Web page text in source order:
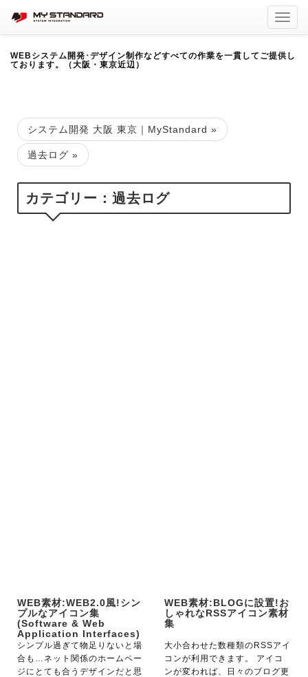
WEBシステム開発･デザイン制作などすべての作業を一貫してご提供し
ております。（大阪・東京近辺）
システム開発 大阪 東京｜MyStandard »
過去ログ »
カテゴリー：過去ログ
WEB素材:WEB2.0風!シン
プルなアイコン集
(Software & Web
Application Interfaces)
シンプル過ぎて物足りないと場
合も…ネット関係のホームペー
ジにとても合うデザインだと思
WEB素材:BLOGに設置!お
しゃれなRSSアイコン素材
集
大小合わせた数種類のRSSアイ
コンが利用できます。 アイコ
ンが変われば、日々のブログ更